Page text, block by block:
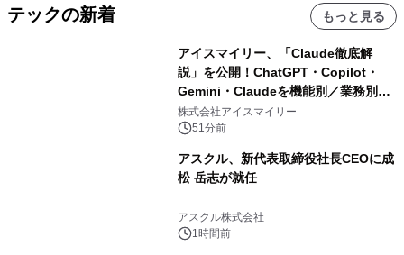
テックの新着 もっと見る
アイスマイリー、「Claude徹底解
説」を公開！ChatGPT・Copilot・
Gemini・Claudeを機能別／業務別に
比較―自社に合う生成AIの選び方がわ
かる実践ガイド
株式会社アイスマイリー
51分前
アスクル、新代表取締役社長CEOに成
松 岳志が就任
アスクル株式会社
1時間前